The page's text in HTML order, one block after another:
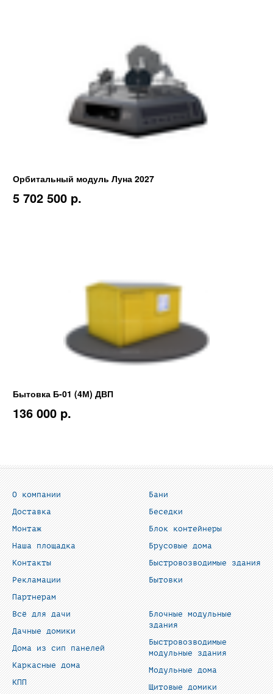
Орбитальный модуль Луна 2027
5 702 500 p.
Бытовка Б-01 (4М) ДВП
136 000 p.
О компании
Доставка
Монтаж
Наша площадка
Контакты
Рекламации
Партнерам
Бани
Беседки
Блок контейнеры
Брусовые дома
Быстровозводимые здания
Бытовки
Всё для дачи
Дачные домики
Дома из сип панелей
Каркасные дома
КПП
Блочные модульные
здания
Быстровозводимые
модульные здания
Модульные дома
Щитовые домики